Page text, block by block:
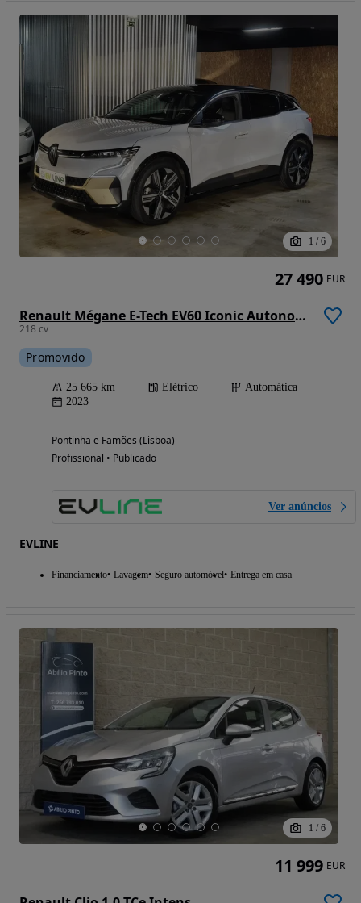
1 / 6
Renault Mégane E-Tech EV60 Iconic Autonomia Conforto
218 cv
Promovido
25 665 km Elétrico
Automática
2023
Pontinha e Famões (Lisboa)
Profissional • Publicado
Ver anúncios
EVLINE
Financiamento Lavagem Seguro automóvel Entrega em casa
27 490 EUR
1 / 6
11 999 EUR